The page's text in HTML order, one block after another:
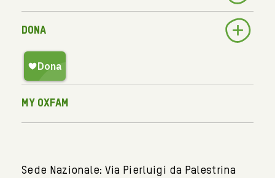
Dona
My Oxfam
Sede Nazionale: Via Pierluigi da Palestrina